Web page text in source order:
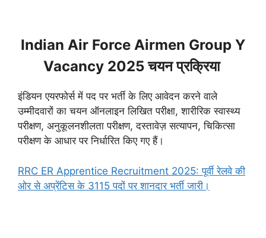
Indian Air Force Airmen Group Y
Vacancy 2025 चयन प्रक्रिया
इंडियन एयरफोर्स में पद पर भर्ती के लिए आवेदन करने वाले
उम्मीदवारों का चयन ऑनलाइन लिखित परीक्षा, शारीरिक स्वास्थ्य
परीक्षण, अनुकूलनशीलता परीक्षण, दस्तावेज़ सत्यापन, चिकित्सा
परीक्षण के आधार पर निर्धारित किए गए हैं।
RRC ER Apprentice Recruitment 2025: पूर्वी रेलवे की
ओर से अप्रेंटिस के 3115 पदों पर शानदार भर्ती जारी।